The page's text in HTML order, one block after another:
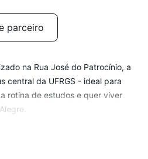
parceiro
na Rua José do Patrocínio, a
central da UFRGS - ideal para
rotina de estudos e quer viver
mais conforto desde
personalizar do seu jeito.